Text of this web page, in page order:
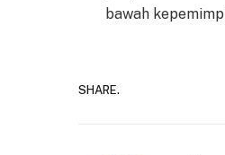
bawah
SHARE.